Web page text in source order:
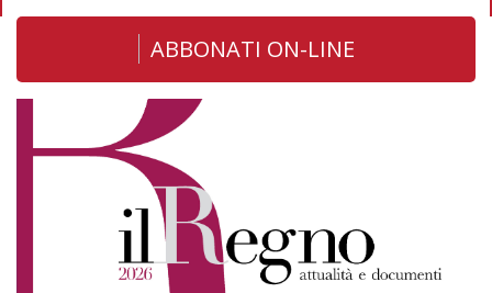
ABBONATI ON-LINE